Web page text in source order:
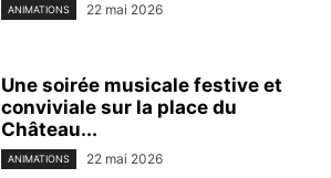
ANIMATIONS 22 mai 2026
Une soirée musicale festive et
conviviale sur la place du
Château...
ANIMATIONS 22 mai 2026